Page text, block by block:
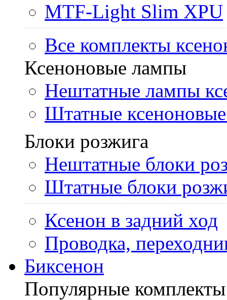
MTF-Light Slim XPU
Все комплекты
Ксеноновые лампы
Нештатные лампы
Штатные
Блоки розжига
Нештатные блоки
Штатные блоки
Ксенон в задний ход
Проводка,
Биксенон
Популярные комплекты